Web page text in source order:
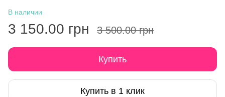
В наличии
3 150.00 грн 3 500.00 грн
Купить
Купить в 1 клик